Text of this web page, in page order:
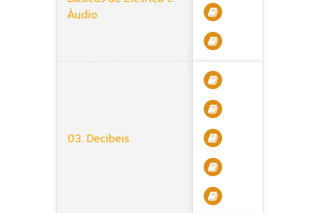
Áudio
03. Decibeis